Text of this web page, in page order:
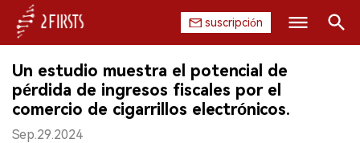
suscripción
INICIO
EMPRESA
Un estudio muestra el potencial de
pérdida de ingresos fiscales por el
comercio de cigarrillos electrónicos.
Sep.29.2024